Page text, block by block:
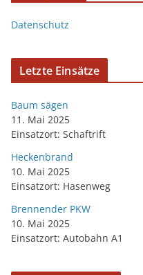
Datenschutz
Letzte Einsätze
Baum sägen
11. Mai 2025
Einsatzort: Schaftrift
Heckenbrand
10. Mai 2025
Einsatzort: Hasenweg
Brennender PKW
10. Mai 2025
Einsatzort: Autobahn A1